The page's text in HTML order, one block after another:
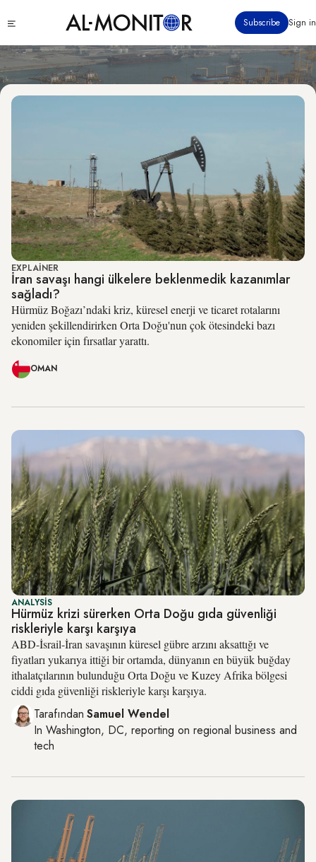
içeriğe
atlasee
menu
Subscribe Sign in
Economy & Business
EXPLAINER
İran savaşı hangi ülkelere beklenmedik kazanımlar
sağladı?
Hürmüz Boğazı’ndaki kriz, küresel enerji ve ticaret rotalarını
yeniden şekillendirirken Orta Doğu'nun çok ötesindeki bazı
ekonomiler için fırsatlar yarattı.
OMAN
ANALYSIS
Hürmüz krizi sürerken Orta Doğu gıda güvenliği
riskleriyle karşı karşıya
ABD-İsrail-İran savaşının küresel gübre arzını aksattığı ve
fiyatları yukarıya ittiği bir ortamda, dünyanın en büyük buğday
ithalatçılarının bulunduğu Orta Doğu ve Kuzey Afrika bölgesi
ciddi gıda güvenliği riskleriyle karşı karşıya.
Tarafından Samuel Wendel
In Washington, DC, reporting on regional business and
tech